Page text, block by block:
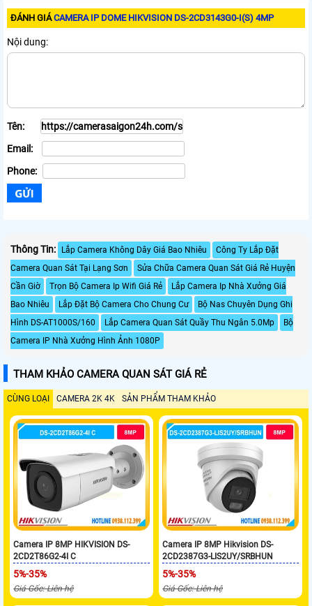
ĐÁNH GIÁCAMERA IP DOME HIKVISION DS-2CD3143G0-I(S) 4MP
Nội dung:
Tên:
Email:
Phone:
Thông Tin: Lắp Camera Không Dây Giá Bao Nhiêu
Công Ty Lắp Đặt
Camera Quan Sát Tại Lạng Sơn
Sửa Chữa Camera Quan Sát Giá Rẻ Huyện
Cần Giờ
Trọn Bộ Camera Ip Wifi Giá Rẻ
Lắp Camera Ip Nhà Xưởng Giá
Bao Nhiêu
Lắp Đặt Bộ Camera Cho Chung Cư
Bộ Nas Chuyên Dụng Ghi
Hình DS-AT1000S/160
Lắp Camera Quan Sát Quầy Thu Ngân 5.0Mp
Bộ
Camera IP Nhà Xưởng Hình Ảnh 1080P
THAM KHẢO CAMERA QUAN SÁT GIÁ RẺ
CÙNG LOẠI CAMERA 2K 4K SẢN PHẨM THAM KHẢO
Camera IP 8MP HIKVISION DS-
2CD2T86G2-4I C
5%-35%
Giá Gốc: Liên hệ
Camera IP 8MP Hikvision DS-
2CD2387G3-LIS2UY/SRBHUN
5%-35%
Giá Gốc: Liên hệ